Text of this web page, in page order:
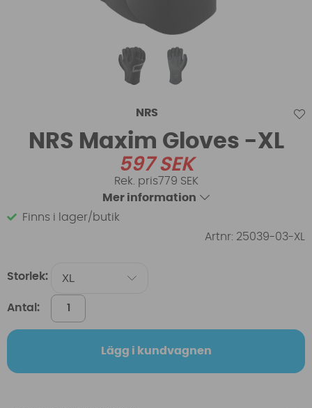
NRS
NRS Maxim Gloves -XL
597SEK
779 SEK
Mer information
Finns i lager/butik
Artnr: 25039-03-XL
Storlek:
Antal:
Lägg i kundvagnen